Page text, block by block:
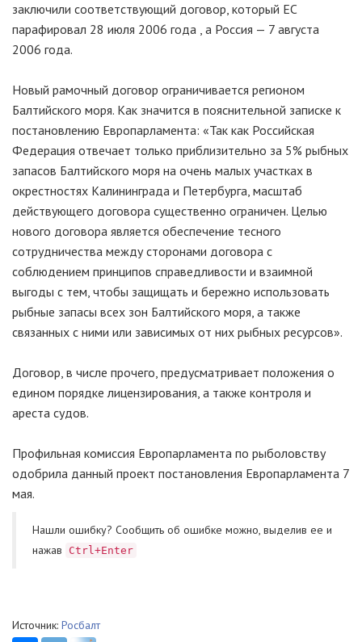
заключили соответствующий договор, который ЕС
парафировал 28 июля 2006 года , а Россия — 7 августа
2006 года.
Новый рамочный договор ограничивается регионом
Балтийского моря. Как значится в пояснительной записке к
постановлению Европарламента: «Так как Российская
Федерация отвечает только приблизительно за 5% рыбных
запасов Балтийского моря на очень малых участках в
окрестностях Калининграда и Петербурга, масштаб
действующего договора существенно ограничен. Целью
нового договора является обеспечение тесного
сотрудничества между сторонами договора с
соблюдением принципов справедливости и взаимной
выгоды с тем, чтобы защищать и бережно использовать
рыбные запасы всех зон Балтийского моря, а также
связанных с ними или зависимых от них рыбных ресурсов».
Договор, в числе прочего, предусматривает положения о
едином порядке лицензирования, а также контроля и
ареста судов.
Профильная комиссия Европарламента по рыболовству
одобрила данный проект постановления Европарламента 7
мая.
Нашли ошибку? Cообщить об ошибке можно, выделив ее и
нажав
Ctrl+Enter
Источник: Росбалт